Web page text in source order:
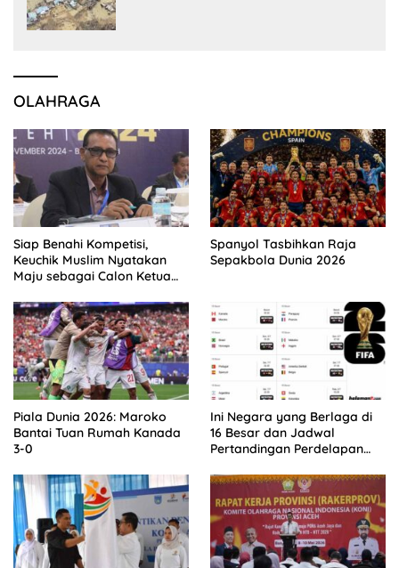
OLAHRAGA
Siap Benahi Kompetisi,
Keuchik Muslim Nyatakan
Maju sebagai Calon Ketua
Spanyol Tasbihkan Raja
Sepakbola Dunia 2026
Piala Dunia 2026: Maroko
Bantai Tuan Rumah Kanada
3-0
Ini Negara yang Berlaga di
16 Besar dan Jadwal
Pertandingan Perdelapan